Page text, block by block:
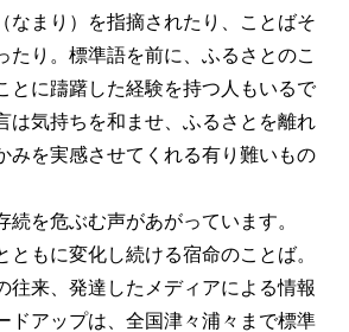
なまり）を指摘されたり、ことばそ
たり。標準語を前に、ふるさとのこ
とに躊躇した経験を持つ人もいるで
は気持ちを和ませ、ふるさとを離れ
みを実感させてくれる有り難いもの
続を危ぶむ声があがっています。
ともに変化し続ける宿命のことば。
往来、発達したメディアによる情報
ドアップは、全国津々浦々まで標準